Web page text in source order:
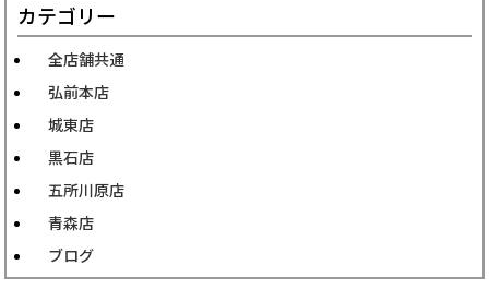
カテゴリー
全店舗共通
弘前本店
城東店
黒石店
五所川原店
青森店
ブログ